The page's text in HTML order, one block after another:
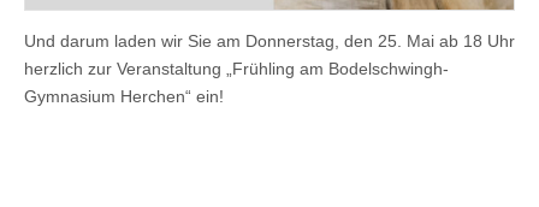
Und darum laden wir Sie am Donnerstag, den 25. Mai ab 18 Uhr
herzlich zur Veranstaltung „Frühling am Bodelschwingh-
Gymnasium Herchen“ ein!